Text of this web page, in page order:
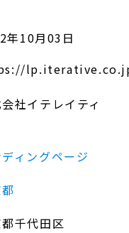
年10月03日
社イテレイティ
ィングページ
千代田区